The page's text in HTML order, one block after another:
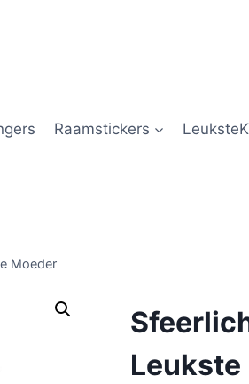
Raamstickers
Moeder
Leukste